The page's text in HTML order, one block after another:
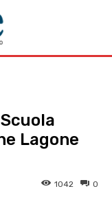
Lagone
0
1042